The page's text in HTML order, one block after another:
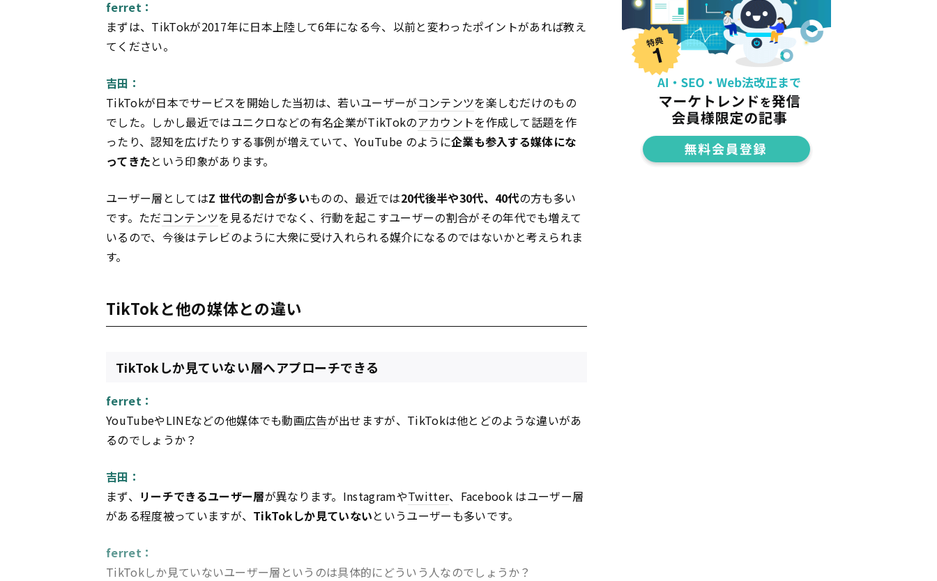
ferret：
まずは、TikTokが2017年に日本上陸して6年になる今、以前と変わったポイントがあれば教え
てください。
吉田：
TikTokが日本でサービスを開始した当初は、若いユーザーがコンテンツを楽しむだけのもの
でした。しかし最近ではユニクロなどの有名企業がTikTokのアカウントを作成して話題を作
ったり、認知を広げたりする事例が増えていて、YouTube のように企業も参入する媒体にな
ってきたという印象があります。
ユーザー層としてはZ 世代の割合が多いものの、最近では20代後半や30代、40代の方も多い
です。ただコンテンツを見るだけでなく、行動を起こすユーザーの割合がその年代でも増えて
いるので、今後はテレビのように大衆に受け入れられる媒介になるのではないかと考えられま
す。
TikTokと他の媒体との違い
TikTokしか見ていない層へアプローチできる
ferret：
YouTubeやLINEなどの他媒体でも動画広告が出せますが、TikTokは他とどのような違いがあ
るのでしょうか？
吉田：
まず、 リーチできるユーザー層が異なります。InstagramやTwitter、Facebook はユーザー層
がある程度被っていますが、 TikTokしか見ていないというユーザーも多いです。
ferret：
TikTokしか見ていないユーザー層というのは具体的にどういう人なのでしょうか？